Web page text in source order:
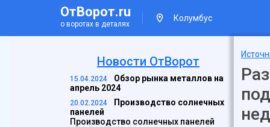
ОтВорот.ru
о воротах в деталях
Колумбус
Новости ОтВорот
15.04.2024
Обзор рынка металлов на
апрель 2024
20.02.2024
Производство солнечных
панелей
Производство солнечных панелей